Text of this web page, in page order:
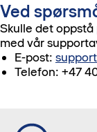
Ved
Skulle det
med vår
E-post:
Telefon: +47